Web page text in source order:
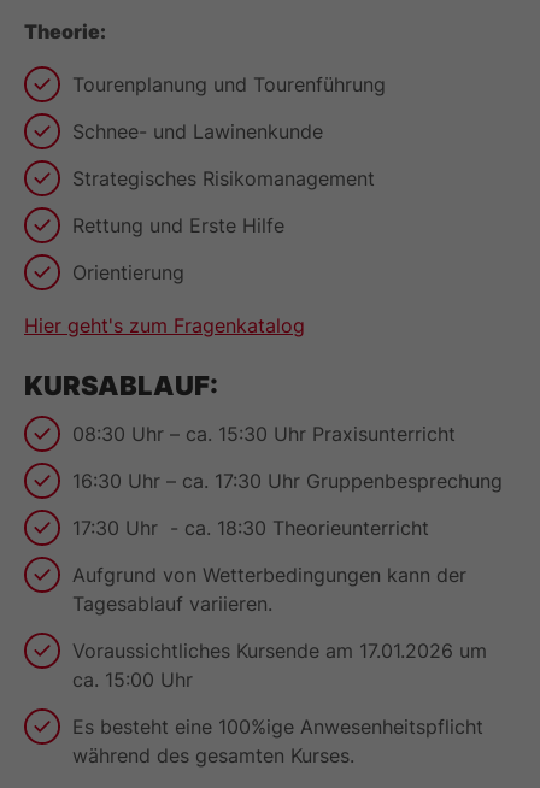
Theorie:
Tourenplanung und Tourenführung
Schnee- und Lawinenkunde
Strategisches Risikomanagement
Rettung und Erste Hilfe
Orientierung
Hier geht's zum Fragenkatalog
KURSABLAUF:
08:30 Uhr – ca. 15:30 Uhr Praxisunterricht
16:30 Uhr – ca. 17:30 Uhr Gruppenbesprechung
17:30 Uhr - ca. 18:30 Theorieunterricht
Aufgrund von Wetterbedingungen kann der
Tagesablauf variieren.
Voraussichtliches Kursende am 17.01.2026 um
ca. 15:00 Uhr
Es besteht eine 100%ige Anwesenheitspflicht
während des gesamten Kurses.